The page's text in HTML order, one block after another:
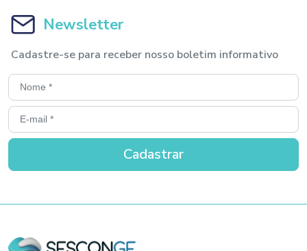
Newsletter
Cadastre-se para receber nosso boletim informativo